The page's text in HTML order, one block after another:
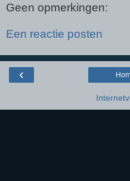
Geen opmerkingen:
Een reactie posten
‹